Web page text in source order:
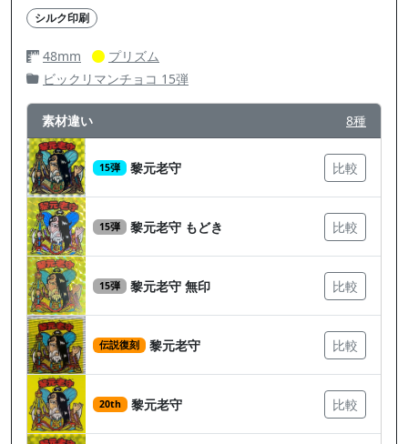
シルク印刷
48mm
プリズム
ビックリマンチョコ 15弾
素材違い 8種
15弾 黎元老守 比較
15弾 黎元老守 もどき 比較
15弾 黎元老守 無印 比較
伝説復刻 黎元老守 比較
20th 黎元老守 比較